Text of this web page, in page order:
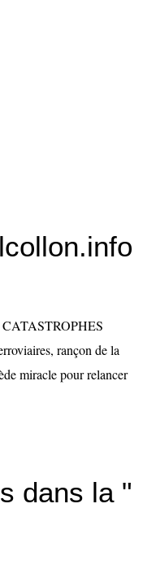
rançon de la
miracle pour relancer
dans la "